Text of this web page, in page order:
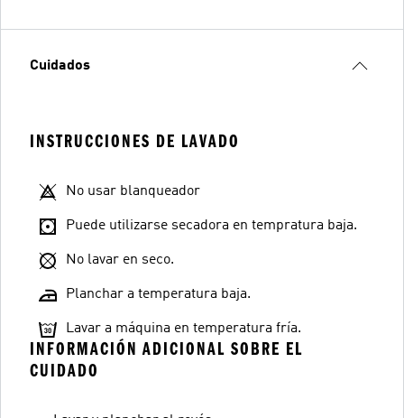
Cuidados
INSTRUCCIONES DE LAVADO
No usar blanqueador
Puede utilizarse secadora en tempratura baja.
No lavar en seco.
Planchar a temperatura baja.
Lavar a máquina en temperatura fría.
INFORMACIÓN ADICIONAL SOBRE EL
CUIDADO